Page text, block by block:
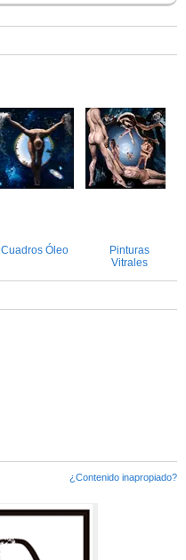
Cuadros Óleo
Pinturas
Vitrales
¿Contenido inapropiado?